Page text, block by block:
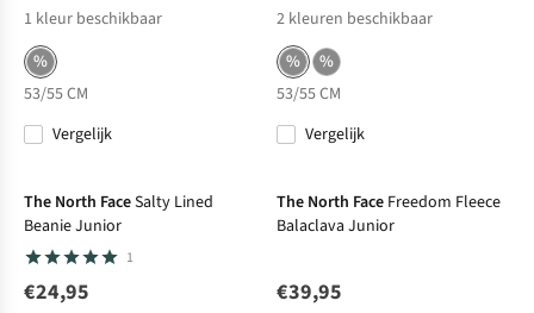
1 kleur beschikbaar
%
53/55 CM
Vergelijk
2 kleuren beschikbaar
%
%
53/55 CM
Vergelijk
The North FaceSalty Lined
Beanie Junior
1
€24,95
The North Face Freedom Fleece
Balaclava Junior
€39,95